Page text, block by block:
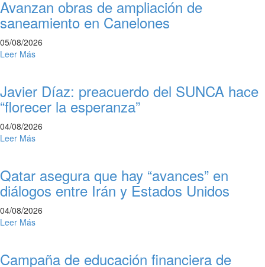
Avanzan obras de ampliación de
saneamiento en Canelones
05/08/2026
Leer Más
Javier Díaz: preacuerdo del SUNCA hace
“florecer la esperanza”
04/08/2026
Leer Más
Qatar asegura que hay “avances” en
diálogos entre Irán y Estados Unidos
04/08/2026
Leer Más
Campaña de educación financiera de